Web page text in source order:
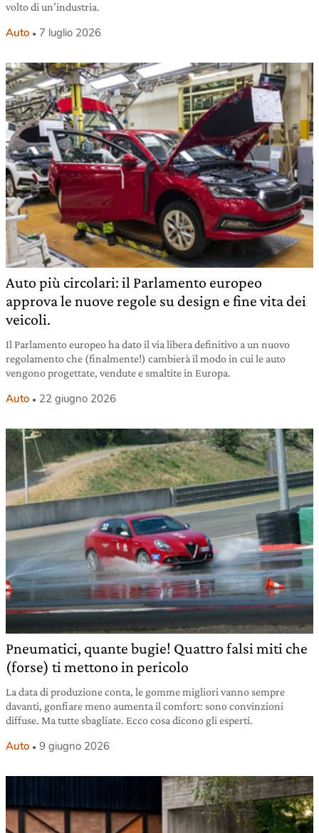
volto di un’industria.
Auto 7 luglio 2026
Auto più circolari: il Parlamento europeo
approva le nuove regole su design e fine vita dei
veicoli.
Il Parlamento europeo ha dato il via libera definitivo a un nuovo
regolamento che (finalmente!) cambierà il modo in cui le auto
vengono progettate, vendute e smaltite in Europa.
Auto 22 giugno 2026
Pneumatici, quante bugie! Quattro falsi miti che
(forse) ti mettono in pericolo
La data di produzione conta, le gomme migliori vanno sempre
davanti, gonfiare meno aumenta il comfort: sono convinzioni
diffuse. Ma tutte sbagliate. Ecco cosa dicono gli esperti.
Auto 9 giugno 2026